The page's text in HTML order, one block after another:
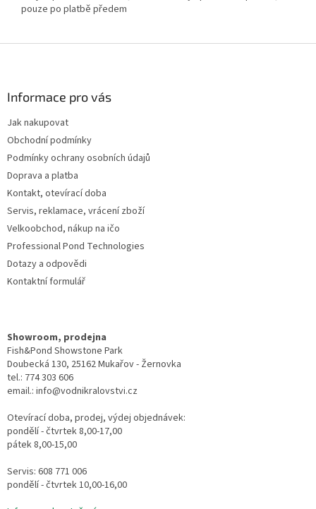
pouze po platbě předem
Informace pro vás
Jak nakupovat
Obchodní podmínky
Podmínky ochrany osobních údajů
Doprava a platba
Kontakt, otevírací doba
Servis, reklamace, vrácení zboží
Velkoobchod, nákup na ičo
Professional Pond Technologies
Dotazy a odpovědi
Kontaktní formulář
Showroom, prodejna
Fish&Pond Showstone Park
Doubecká 130, 25162 Mukařov - Žernovka
tel.: 774 303 606
email.: info@vodnikralovstvi.cz
Otevírací doba, prodej, výdej objednávek:
pondělí - čtvrtek 8,00-17,00
pátek 8,00-15,00
Servis: 608 771 006
pondělí - čtvrtek 10,00-16,00